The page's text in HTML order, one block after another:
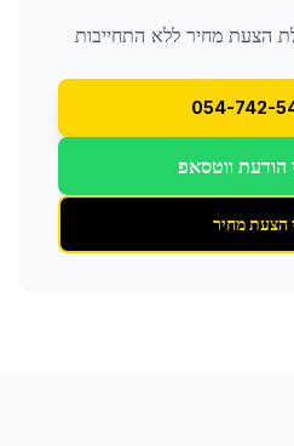
הצעת מחיר ללא התחייבות
054-742-
הודעת ווטסאפ
הצעת מחיר